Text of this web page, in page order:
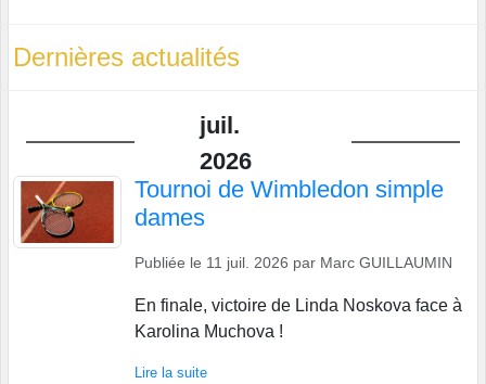
Dernières actualités
juil.
2026
Tournoi de Wimbledon simple
dames
Publiée le 11 juil. 2026 par Marc GUILLAUMIN
En finale, victoire de Linda Noskova face à
Karolina Muchova !
Lire la suite